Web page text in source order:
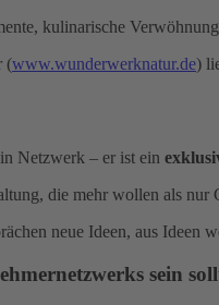
kulinarische
(www.wunderwerknatur.de)
Netzwerk – er ist ein
die mehr wollen als nur
neue Ideen, aus
sein